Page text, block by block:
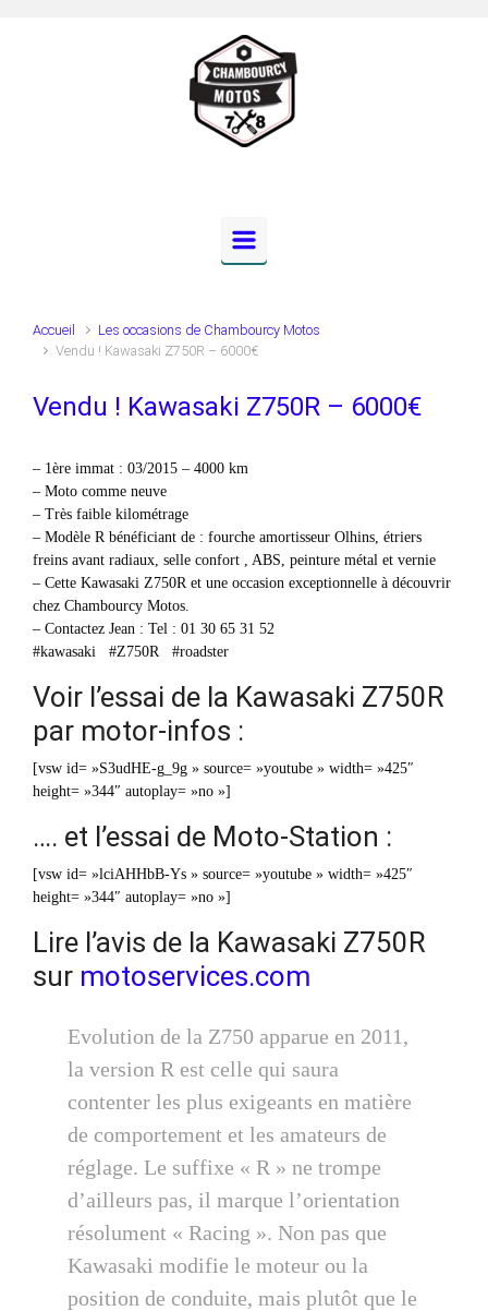
Accueil
Les occasions de Chambourcy Motos
Vendu ! Kawasaki Z750R – 6000€
Vendu ! Kawasaki Z750R – 6000€
– 1ère immat : 03/2015 – 4000 km
– Moto comme neuve
– Très faible kilométrage
– Modèle R bénéficiant de : fourche amortisseur Olhins, étriers
freins avant radiaux, selle confort , ABS, peinture métal et vernie
– Cette Kawasaki Z750R et une occasion exceptionnelle à découvrir
chez Chambourcy Motos.
– Contactez Jean : Tel : 01 30 65 31 52
#kawasaki #Z750R #roadster
Voir l’essai de la Kawasaki Z750R
par motor-infos :
[vsw id= »S3udHE-g_9g » source= »youtube » width= »425″
height= »344″ autoplay= »no »]
…. et l’essai de Moto-Station :
[vsw id= »lciAHHbB-Ys » source= »youtube » width= »425″
height= »344″ autoplay= »no »]
Lire l’avis de la Kawasaki Z750R
sur motoservices.com
Evolution de la Z750 apparue en 2011,
la version R est celle qui saura
contenter les plus exigeants en matière
de comportement et les amateurs de
réglage. Le suffixe « R » ne trompe
d’ailleurs pas, il marque l’orientation
résolument « Racing ». Non pas que
Kawasaki modifie le moteur ou la
position de conduite, mais plutôt que le